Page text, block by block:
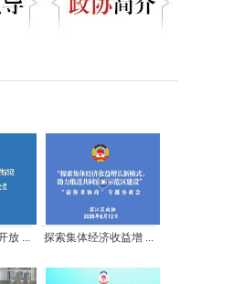
放 ... 探索集体经济收益增 ...